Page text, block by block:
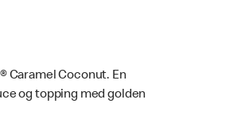
Caramel Coconut. En
og topping med golden